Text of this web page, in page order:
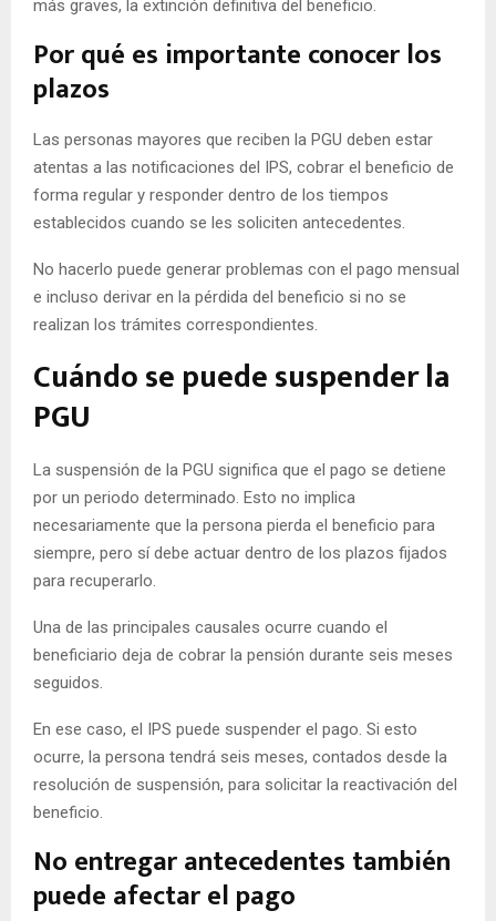
más graves, la extinción definitiva del beneficio.
Por qué es importante conocer los
plazos
Las personas mayores que reciben la PGU deben estar
atentas a las notificaciones del IPS, cobrar el beneficio de
forma regular y responder dentro de los tiempos
establecidos cuando se les soliciten antecedentes.
No hacerlo puede generar problemas con el pago mensual
e incluso derivar en la pérdida del beneficio si no se
realizan los trámites correspondientes.
Cuándo se puede suspender la
PGU
La suspensión de la PGU significa que el pago se detiene
por un periodo determinado. Esto no implica
necesariamente que la persona pierda el beneficio para
siempre, pero sí debe actuar dentro de los plazos fijados
para recuperarlo.
Una de las principales causales ocurre cuando el
beneficiario deja de cobrar la pensión durante seis meses
seguidos.
En ese caso, el IPS puede suspender el pago. Si esto
ocurre, la persona tendrá seis meses, contados desde la
resolución de suspensión, para solicitar la reactivación del
beneficio.
No entregar antecedentes también
puede afectar el pago